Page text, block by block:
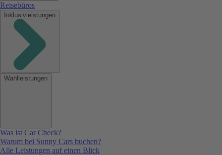
Reisebüros
Inklusivleistungen
Wahlleistungen
Was ist Car Check?
Warum bei Sunny Cars buchen?
Alle Leistungen auf einen Blick